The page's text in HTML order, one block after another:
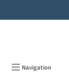
Navigation